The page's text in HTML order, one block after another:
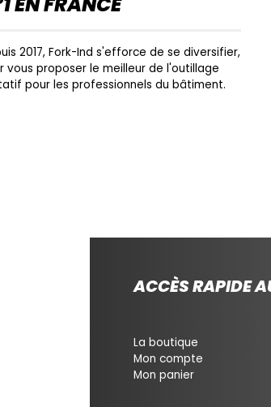
2017, Fork-Ind s'efforce de se diversifier,
vous proposer le meilleur de l'outillage
pour les professionnels du bâtiment.
ACCÈS RAPIDE
La boutique
Mon compte
Mon panier